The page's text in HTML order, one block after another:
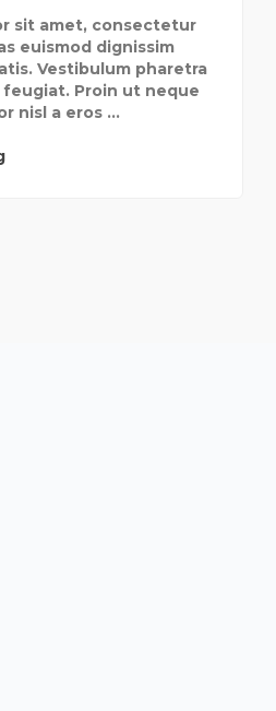
sit amet, consectetur
euismod dignissim
Vestibulum pharetra
Proin ut neque
nisl a eros ...